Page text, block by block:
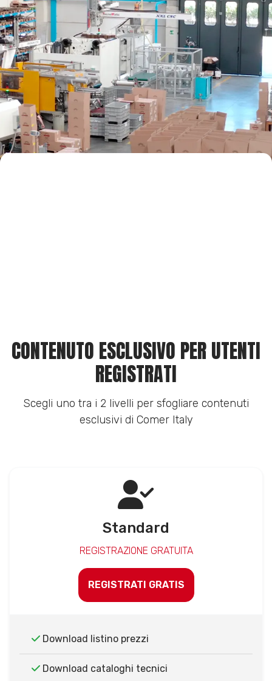
CONTENUTO ESCLUSIVO PER UTENTI
REGISTRATI
Scegli uno tra i 2 livelli per sfogliare contenuti
esclusivi di Comer Italy
Standard
REGISTRAZIONE GRATUITA
REGISTRATI GRATIS
Download listino prezzi
Download cataloghi tecnici